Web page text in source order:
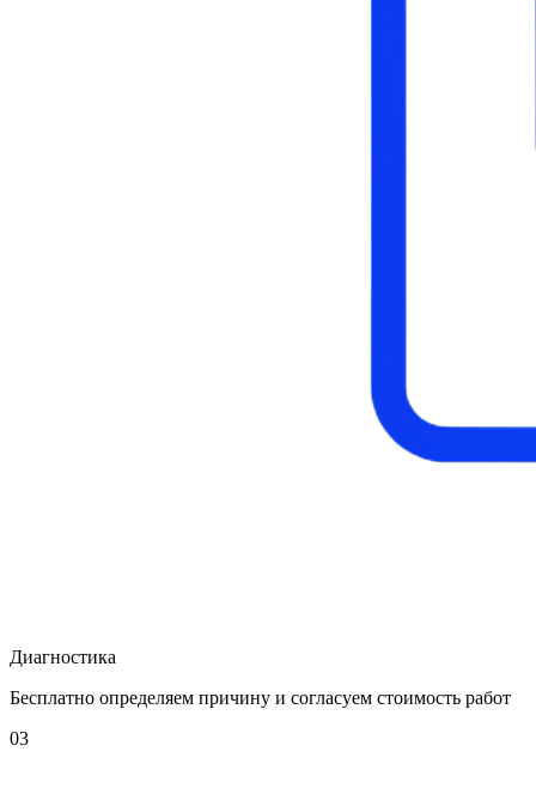
Диагностика
Бесплатно определяем причину и согласуем стоимость работ
03